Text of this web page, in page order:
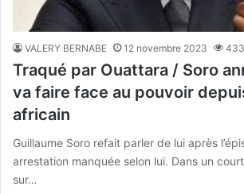
VALERY BERNABE 12 novembre 2023 433
Traqué par Ouattara / Soro
va faire face au pouvoir
africain
Guillaume Soro refait parler de lui après
arrestation manquée selon lui. Dans un
sur…